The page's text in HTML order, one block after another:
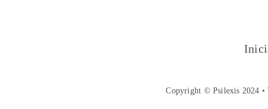
Copyright © Psilexis 2024 •